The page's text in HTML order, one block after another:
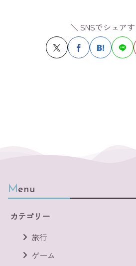
＼ SNSでシェア
Menu
カテゴリー
旅行
ゲーム